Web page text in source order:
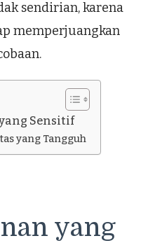
sendirian, karena
memperjuangkan
Sensitif
yang Tangguh
yang